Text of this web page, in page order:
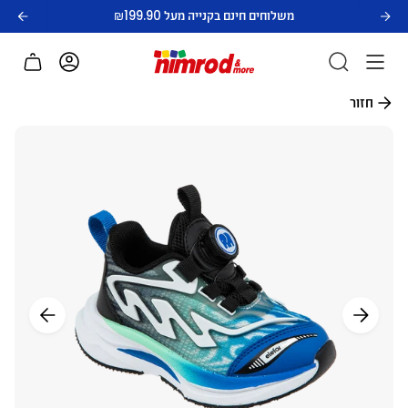
לתוכן
משלוחים חינם בקנייה מעל ₪199.90
חשבון
חזור